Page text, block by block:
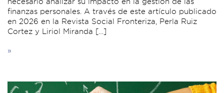
finanzas personales. A través de este artículo publicado
en 2026 en la Revista Social Fronteriza, Perla Ruiz
Cortez y Liriol Miranda […]
»